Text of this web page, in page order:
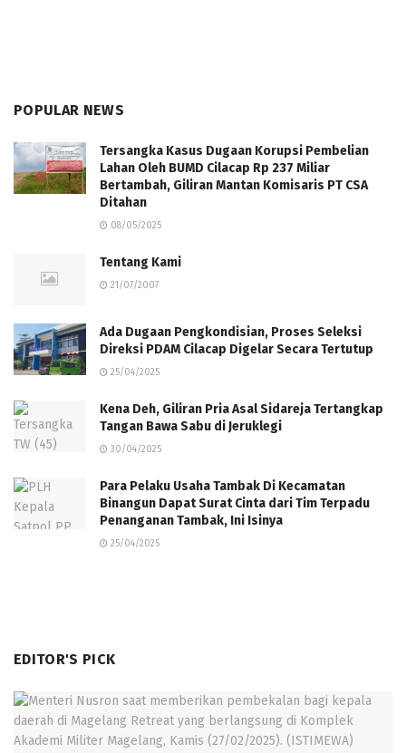
POPULAR NEWS
Tersangka Kasus Dugaan Korupsi Pembelian
Lahan Oleh BUMD Cilacap Rp 237 Miliar
Bertambah, Giliran Mantan Komisaris PT CSA
Ditahan
08/05/2025
Tentang Kami
21/07/2007
Ada Dugaan Pengkondisian, Proses Seleksi
Direksi PDAM Cilacap Digelar Secara Tertutup
25/04/2025
Kena Deh, Giliran Pria Asal Sidareja Tertangkap
Tangan Bawa Sabu di Jeruklegi
30/04/2025
Para Pelaku Usaha Tambak Di Kecamatan
Binangun Dapat Surat Cinta dari Tim Terpadu
Penanganan Tambak, Ini Isinya
25/04/2025
EDITOR'S PICK